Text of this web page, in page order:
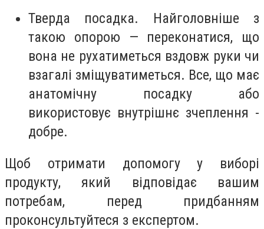
Тверда посадка. Найголовніше з
такою опорою — переконатися, що
вона не рухатиметься вздовж руки чи
взагалі зміщуватиметься. Все, що має
анатомічну посадку або
використовує внутрішнє зчеплення -
добре.
Щоб отримати допомогу у виборі
продукту, який відповідає вашим
потребам, перед придбанням
проконсультуйтеся з експертом.